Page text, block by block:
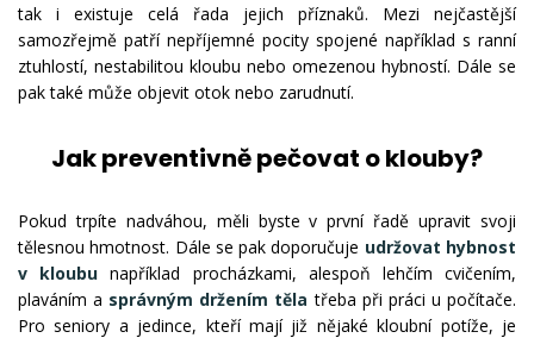
tak i existuje celá řada jejich příznaků. Mezi nejčastější
samozřejmě patří nepříjemné pocity spojené například s ranní
ztuhlostí, nestabilitou kloubu nebo omezenou hybností. Dále se
pak také může objevit otok nebo zarudnutí.
Jak preventivně pečovat o klouby?
Pokud trpíte nadváhou, měli byste v první řadě upravit svoji
tělesnou hmotnost. Dále se pak doporučuje udržovat hybnost
v kloubu například procházkami, alespoň lehčím cvičením,
plaváním a správným držením těla třeba při práci u počítače.
Pro seniory a jedince, kteří mají již nějaké kloubní potíže, je